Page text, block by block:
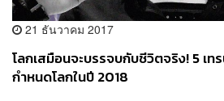
21 ธันวาคม 2017
โลกเสมือนจะบรรจบกับชีวิตจริง! 5 เท
กำหนดโลกในปี 2018